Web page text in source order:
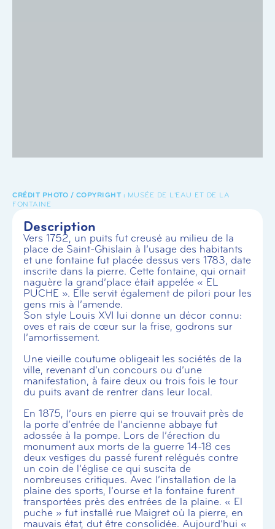
MUSÉE DE L'EAU ET DE LA
FONTAINE
Description
Vers 1752, un puits fut creusé au milieu de la
place de Saint-Ghislain à l’usage des habitants
et une fontaine fut placée dessus vers 1783, date
inscrite dans la pierre. Cette fontaine, qui ornait
naguère la grand’place était appelée « EL
PUCHE ». Elle servit également de pilori pour les
gens mis à l’amende.
Son style Louis XVI lui donne un décor connu:
oves et rais de cœur sur la frise, godrons sur
l’amortissement.
Une vieille coutume obligeait les sociétés de la
ville, revenant d’un concours ou d’une
manifestation, à faire deux ou trois fois le tour
du puits avant de rentrer dans leur local.
En 1875, l’ours en pierre qui se trouvait près de
la porte d’entrée de l’ancienne abbaye fut
adossée à la pompe. Lors de l’érection du
monument aux morts de la guerre 14-18 ces
deux vestiges du passé furent relégués contre
un coin de l’église ce qui suscita de
nombreuses critiques. Avec l’installation de la
plaine des sports, l’ourse et la fontaine furent
transportées près des entrées de la plaine. « El
puche » fut installé rue Maigret où la pierre, en
mauvais état, dut être consolidée. Aujourd’hui «